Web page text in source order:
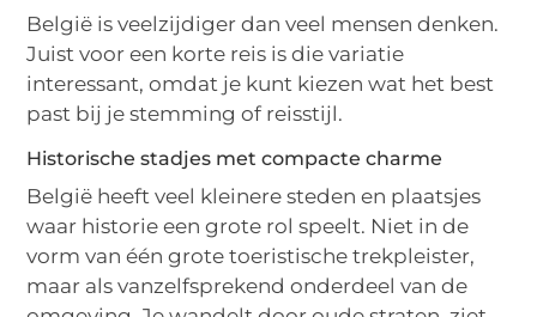
België is veelzijdiger dan veel mensen denken.
Juist voor een korte reis is die variatie
interessant, omdat je kunt kiezen wat het best
past bij je stemming of reisstijl.
Historische stadjes met compacte charme
België heeft veel kleinere steden en plaatsjes
waar historie een grote rol speelt. Niet in de
vorm van één grote toeristische trekpleister,
maar als vanzelfsprekend onderdeel van de